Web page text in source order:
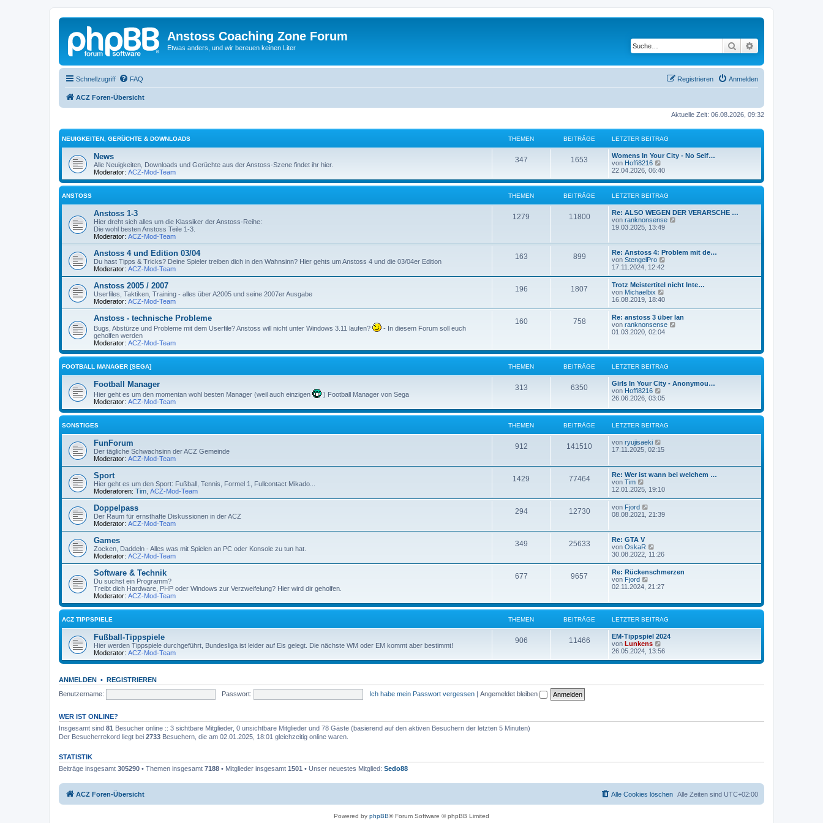
Anstoss Coaching Zone Forum
Etwas anders, und wir bereuen keinen Liter Suche
Schnellzugriff FAQ Anmelden
Registrieren
ACZ Foren-Übersicht
Aktuelle Zeit: 06.08.2026, 09:32
NEUIGKEITEN, GERÜCHTE & DOWNLOADS THEMEN BEITRÄGE LETZTER BEITRAG
News
Alle Neuigkeiten, Downloads und Gerüchte aus der Anstoss-Szene findet ihr hier.
Moderator: ACZ-Mod-Team
347 1653
Womens In Your City - No Self…
von Hoffi8216
e
e
t
e
r
B
e
t
r
a
g
22.04.2026, 06:40
ANSTOSS THEMEN BEITRÄGE LETZTER BEITRAG
Anstoss 1-3
Hier dreht sich alles um die Klassiker der Anstoss-Reihe:
Die wohl besten Anstoss Teile 1-3.
Moderator: ACZ-Mod-Team
1279 11800
Re: ALSO WEGEN DER VERARSCHE …
von ranknonsense
s
t
B
e
r
a
g
19.03.2025, 13:49
Anstoss 4 und Edition 03/04
Du hast Tipps & Tricks? Deine Spieler treiben dich in den Wahnsinn? Hier gehts um Anstoss 4 und die 03/04er Edition
Moderator: ACZ-Mod-Team
163 899
Re: Anstoss 4: Problem mit de…
von StengelPro
s
r
B
e
a
17.11.2024, 12:42
Anstoss 2005 / 2007
Userfiles, Taktiken, Training - alles über A2005 und seine 2007er Ausgabe
Moderator: ACZ-Mod-Team
196 1807
Trotz Meistertitel nicht Inte…
von Michaelbix
e
s
t
e
B
e
i
a
g
16.08.2019, 18:40
Anstoss - technische Probleme
Bugs, Abstürze und Probleme mit dem Userfile? Anstoss will nicht unter Windows 3.11 laufen?
- In diesem Forum soll euch
geholfen werden
Moderator: ACZ-Mod-Team
160 758
Re: anstoss 3 über lan
von ranknonsense
s
r
B
r
01.03.2020, 02:04
FOOTBALL MANAGER [SEGA] THEMEN BEITRÄGE LETZTER BEITRAG
Football Manager
Hier geht es um den momentan wohl besten Manager (weil auch einzigen
) Football Manager von Sega
Moderator: ACZ-Mod-Team
313 6350
Girls In Your City - Anonymou…
von Hoffi8216
e
e
t
e
B
r
a
g
26.06.2026, 03:05
SONSTIGES THEMEN BEITRÄGE LETZTER BEITRAG
FunForum
Der tägliche Schwachsinn der ACZ Gemeinde
Moderator: ACZ-Mod-Team
912 141510 von ryujisaeki
e
t
e
r
B
i
r
17.11.2025, 02:15
Sport
Hier geht es um den Sport: Fußball, Tennis, Formel 1, Fullcontact Mikado...
Moderatoren: Tim ACZ-Mod-Team
1429 77464
Re: Wer ist wann bei welchem …
von Tim
e
e
s
t
r
B
e
i
t
r
a
g
12.01.2025, 19:10
Doppelpass
Der Raum für ernsthafte Diskussionen in der ACZ
Moderator: ACZ-Mod-Team
294 12730 von Fjord
e
t
e
r
B
e
t
a
g
08.08.2021, 21:39
Games
Zocken, Daddeln - Alles was mit Spielen an PC oder Konsole zu tun hat.
Moderator: ACZ-Mod-Team
349 25633
Re: GTA V
von OskaR
e
e
s
e
B
e
i
t
r
a
g
30.08.2022, 11:26
Software & Technik
Du suchst ein Programm?
Treibt dich Hardware, PHP oder Windows zur Verzweifelung? Hier wird dir geholfen.
Moderator: ACZ-Mod-Team
677 9657
Re: Rückenschmerzen
von Fjord
e
s
e
r
B
e
i
t
02.11.2024, 21:27
ACZ TIPPSPIELE THEMEN BEITRÄGE LETZTER BEITRAG
Fußball-Tippspiele
Hier werden Tippspiele durchgeführt, Bundesliga ist leider auf Eis gelegt. Die nächste WM oder EM kommt aber bestimmt!
Moderator: ACZ-Mod-Team
906 11466
EM-Tippspiel 2024
von Lunkens
e
e
e
t
26.05.2024, 13:56
ANMELDEN • REGISTRIEREN
Benutzername:
Passwort: Ich habe mein Passwort vergessen | Angemeldet bleiben
WER IST ONLINE?
Insgesamt sind 81 Besucher online :: 3 sichtbare Mitglieder, 0 unsichtbare Mitglieder und 78 Gäste (basierend auf den aktiven Besuchern der letzten 5 Minuten)
Der Besucherrekord liegt bei 2733 Besuchern, die am 02.01.2025, 18:01 gleichzeitig online waren.
STATISTIK
Beiträge insgesamt 305290 • Themen insgesamt 7188 • Mitglieder insgesamt 1501 • Unser neuestes Mitglied: Sedo88
ACZ Foren-Übersicht Alle Zeiten sind UTC+02:00
Alle Cookies löschen
Powered by phpBB® Forum Software © phpBB Limited